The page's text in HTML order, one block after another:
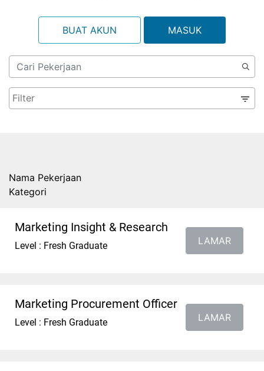
BUAT AKUN MASUK
Nama Pekerjaan
Kategori
Marketing Insight & Research
Level : Fresh Graduate LAMAR
Marketing Procurement Officer
Level : Fresh Graduate LAMAR